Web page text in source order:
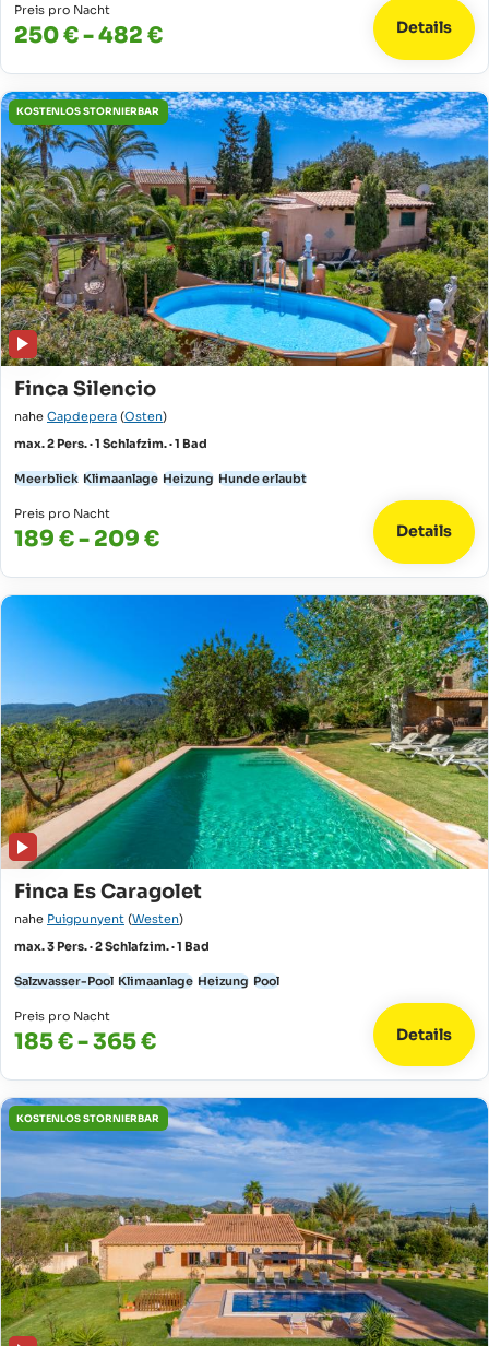
Preis pro Nacht
250 € - 482 € Details
KOSTENLOS STORNIERBAR
Finca Silencio
nahe Capdepera (Osten)
max. 2 Pers. · 1 Schlafzim. · 1 Bad
Meerblick Klimaanlage Heizung Hunde erlaubt
Preis pro Nacht
189 € - 209 € Details
Finca Es Caragolet
nahe Puigpunyent (Westen)
max. 3 Pers. · 2 Schlafzim. · 1 Bad
Salzwasser-Pool Klimaanlage Heizung Pool
Preis pro Nacht
185 € - 365 € Details
KOSTENLOS STORNIERBAR